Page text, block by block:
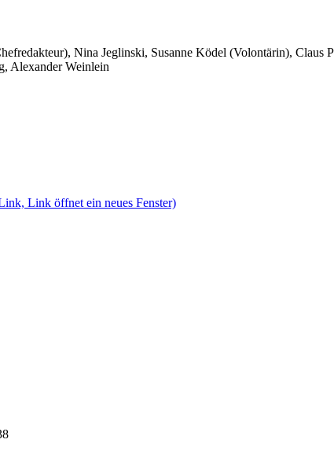
Nina Jeglinski, Susanne Ködel (Volontärin), Claus
Alexander Weinlein
Link öffnet ein neues Fenster)